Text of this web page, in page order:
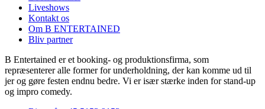
Liveshows
Kontakt os
Om B ENTERTAINED
Bliv partner
B Entertained er et booking- og produktionsfirma, som
repræsenterer alle former for underholdning, der kan komme ud til
jer og gøre festen endnu bedre. Vi er især stærke inden for stand-up
og impro comedy.